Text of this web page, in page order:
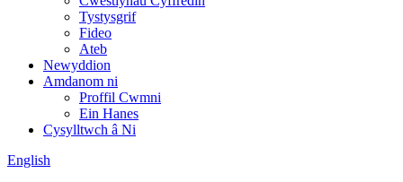
Tystysgrif
Fideo
Ateb
Newyddion
Amdanom ni
Proffil Cwmni
Ein Hanes
Cysylltwch â Ni
English